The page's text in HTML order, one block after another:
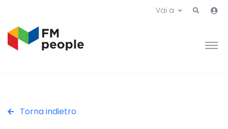
Vai a
Torna indietro